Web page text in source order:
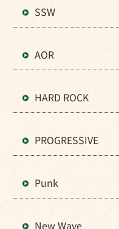
SSW
AOR
HARD ROCK
PROGRESSIVE
Punk
New Wave